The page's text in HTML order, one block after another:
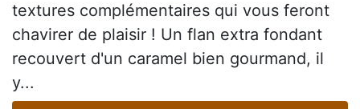
textures complémentaires qui vous feront
chavirer de plaisir ! Un flan extra fondant
recouvert d'un caramel bien gourmand, il
y...